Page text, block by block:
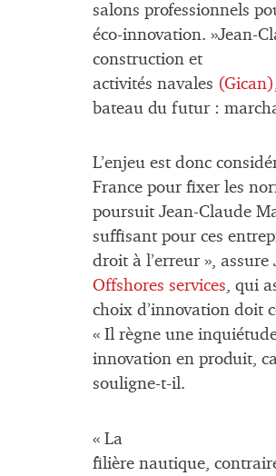
salons professionnels
éco-innovation. »Jean-
construction et
activités navales (Gican)
bateau du futur :
L’enjeu est donc
France pour fixer les
poursuit Jean-Claude
suffisant pour ces
droit à l’erreur »,
Offshores services, qui
choix d’innovation doit
« Il règne une
innovation en produit,
souligne-t-il.
« La
filière nautique,